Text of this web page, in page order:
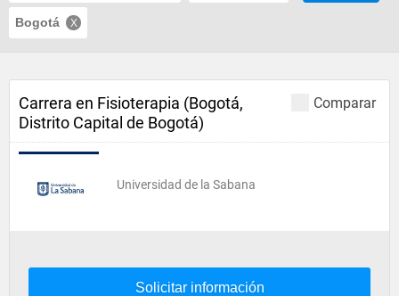
Bogotá
Comparar
Carrera en Fisioterapia (Bogotá,
Distrito Capital de Bogotá)
Universidad de la Sabana
Solicitar información